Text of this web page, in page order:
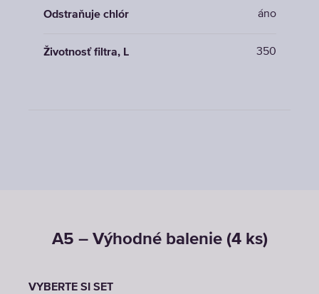
Odstraňuje chlór áno
Životnosť filtra, L 350
A5 – Výhodné balenie (4 ks)
VYBERTE SI SET